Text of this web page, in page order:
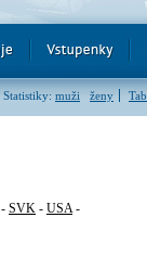
Statistiky: muži ženy
- SVK - USA-